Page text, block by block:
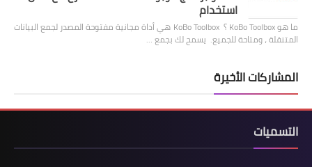
استخدام
ما هو KoBo Toolbox ؟ KoBo Toolbox هي أداة مجانية مفتوحة المصدر لجمع البيانات
المتنقلة ، ومتاحة للجميع. يسمح لك بجمع …
المشاركات الأخيرة
التسميات